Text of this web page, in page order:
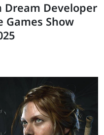
Dream Developer
Show